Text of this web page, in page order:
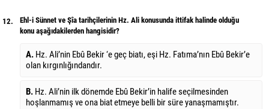
12.
Ehl-i Sünnet ve Şîa tarihçilerinin Hz. Ali konusunda ittifak halinde olduğu
konu aşağıdakilerden hangisidir?
A. Hz. Ali’nin Ebû Bekir ‘e geç biatı, eşi Hz. Fatıma’nın Ebû Bekir’e
olan kırgınlığındandır.
B. Hz. Ali’nin ilk dönemde Ebû Bekir’in halife seçilmesinden
hoşlanmamış ve ona biat etmeye belli bir süre yanaşmamıştır.